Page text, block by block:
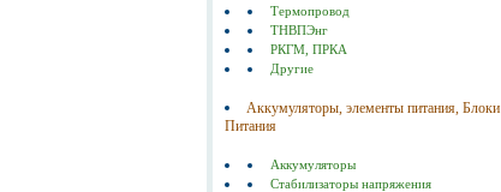
Термопровод
ТНВПЭнг
РКГМ, ПРКА
Другие
Аккумуляторы, элементы питания, Блоки
Питания
Аккумуляторы
Стабилизаторы напряжения